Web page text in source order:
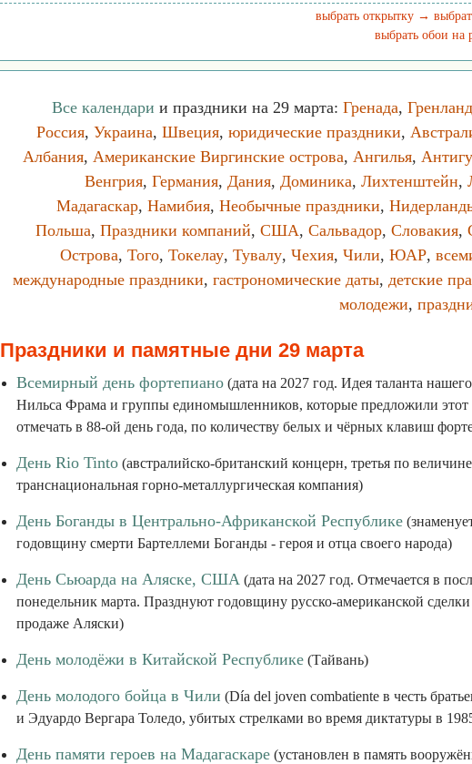
выбрать открытку →
выбрать обои на
Все календари и праздники на 29 марта: Гренада,
Россия, Украина, Швеция, юридические праздники,
Албания, Американские Виргинские острова, Ангилья,
Венгрия, Германия, Дания, Доминика, Лихтенштейн,
Мадагаскар, Намибия, Необычные праздники,
Польша, Праздники компаний, США, Сальвадор, Словакия,
Острова, Того, Токелау, Тувалу, Чехия, Чили, ЮАР,
международные праздники, гастрономические даты, детские
молодежи,
Праздники и памятные дни 29 марта
Всемирный день фортепиано (дата на 2027 год. Идея таланта
Нильса Фрама и группы единомышленников, которые предложили этот
отмечать в 88-ой день года, по количеству белых и чёрных клавиш
День Rio Tinto (австралийско-британский концерн, третья по
транснациональная горно-металлургическая компания)
День Боганды в Центрально-Африканской Республике
годовщину смерти Бартеллеми Боганды - героя и отца своего народа)
День Сьюарда на Аляске, США (дата на 2027 год. Отмечается в
понедельник марта. Празднуют годовщину русско-американской
продаже Аляски)
День молодёжи в Китайской Республике (Тайвань)
День молодого бойца в Чили (Día del joven combatiente в честь
и Эдуардо Вергара Толедо, убитых стрелками во время диктатуры в
День памяти героев на Мадагаскаре (установлен в память